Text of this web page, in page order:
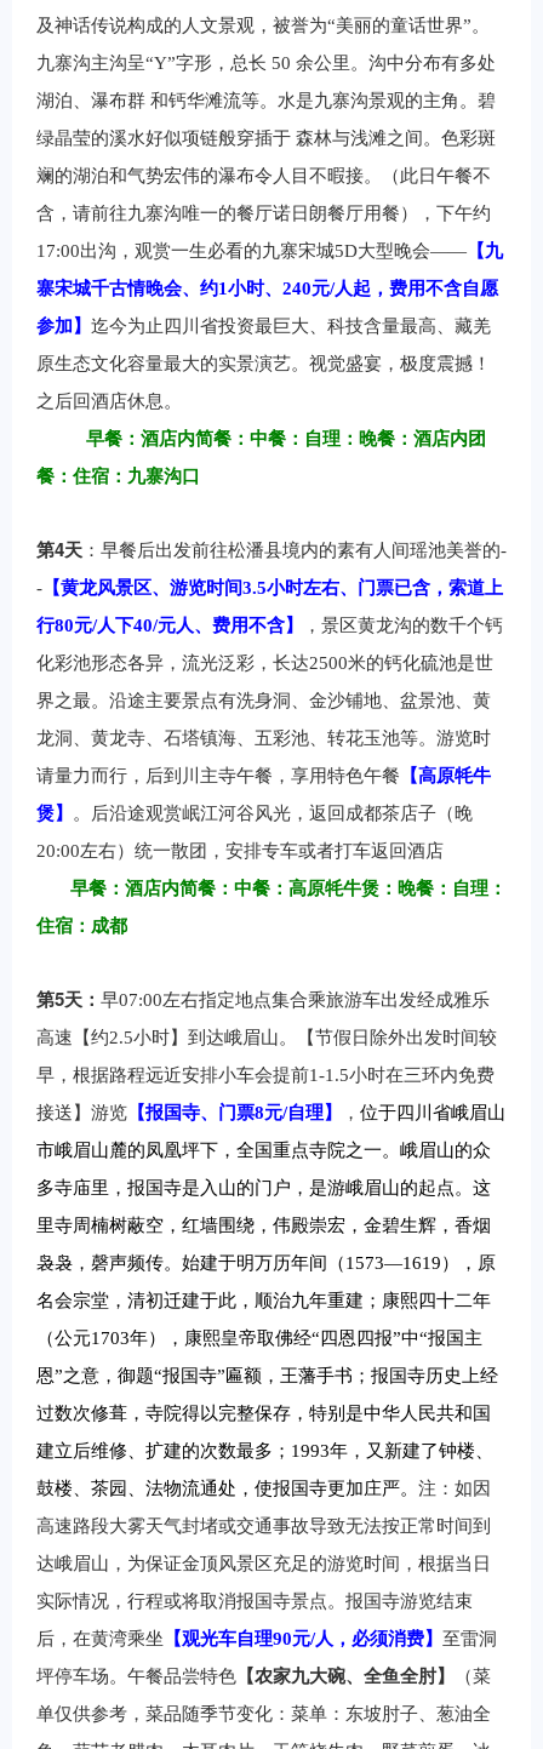
及神话传说构成的人文景观，被誉为“美丽的童话世界”。
九寨沟主沟呈“Y”字形，总长 50 余公里。沟中分布有多处
湖泊、瀑布群 和钙华滩流等。水是九寨沟景观的主角。碧
绿晶莹的溪水好似项链般穿插于 森林与浅滩之间。色彩斑
斓的湖泊和气势宏伟的瀑布令人目不暇接。（此日午餐不
含，请前往九寨沟唯一的餐厅诺日朗餐厅用餐），下午约
17:00出沟， 观赏一生必看的九寨宋城5D大型晚会—— 【九
寨宋城千古情晚会、约1小时、240元/人起，费用不含自愿
参加】 迄今为止四川省投资最巨大、科技含量最高、藏羌
原生态文化容量最大的实景演艺。视觉盛宴，极度震撼！
之后回酒店休息。
早餐：酒店内简餐：中餐：自理：晚餐：酒店内团
餐：住宿：九寨沟口
第4天 ： 早餐后出发前往松潘县境内的素有人间瑶池美誉的-
- 【黄龙风景区、游览时间3.5小时左右、门票已含，索道上
行80元/人下40/元人、费用不含】
，景区黄龙沟的数千个钙
化彩池形态各异，流光泛彩，长达2500米的钙化硫池是世
界之最。沿途主要景点有洗身洞、金沙铺地、盆景池、黄
龙洞、黄龙寺、石塔镇海、五彩池、转花玉池等。游览时
请量力而行，后到川主寺午餐，享用特色午餐 【高原牦牛
煲】
。后沿途观赏岷江河谷风光，返回成都茶店子（晚
20:00左右）统一散团，安排专车或者打车返回酒店
早餐：酒店内简餐：中餐：高原牦牛煲：晚餐：自理：
住宿：成都
第5天： 早07:00左右指定地点集合乘旅游车出发经成雅乐
高速【约2.5小时】到达峨眉山。【节假日除外出发时间较
早，根据路程远近安排小车会提前1-1.5小时在三环内免费
接送】游览 【报国寺、门票8元/自理】 ， 位于四川省峨眉山
市峨眉山麓的凤凰坪下，全国重点寺院之一。峨眉山的众
多寺庙里，报国寺是入山的门户，是游峨眉山的起点。这
里寺周楠树蔽空，红墙围绕，伟殿崇宏，金碧生辉，香烟
袅袅，磬声频传。 始建于明万历年间（1573—1619），原
名会宗堂，清初迁建于此，顺治九年重建；康熙四十二年
（公元1703年）， 康熙皇帝取佛经“四恩四报”中“报国主
恩”之意， 御题“报国寺”匾额， 王藩手书；报国寺历史上经
过数次修葺，寺院得以完整保存，特别是中华人民共和国
建立后维修、扩建的次数最多；1993年，又新建了钟楼、
鼓楼、茶园、法物流通处，使报国寺更加庄严。 注：如因
高速路段大雾天气封堵或交通事故导致无法按正常时间到
达峨眉山，为保证金顶风景区充足的游览时间，根据当日
实际情况，行程或将取消报国寺景点。报国寺游览结束
后，在黄湾乘坐 【观光车自理90元/人，必须消费】 至雷洞
坪停车场。午餐品尝特色 【农家九大碗、全鱼全肘】
（菜
单仅供参考，菜品随季节变化：菜单：东坡肘子、葱油全